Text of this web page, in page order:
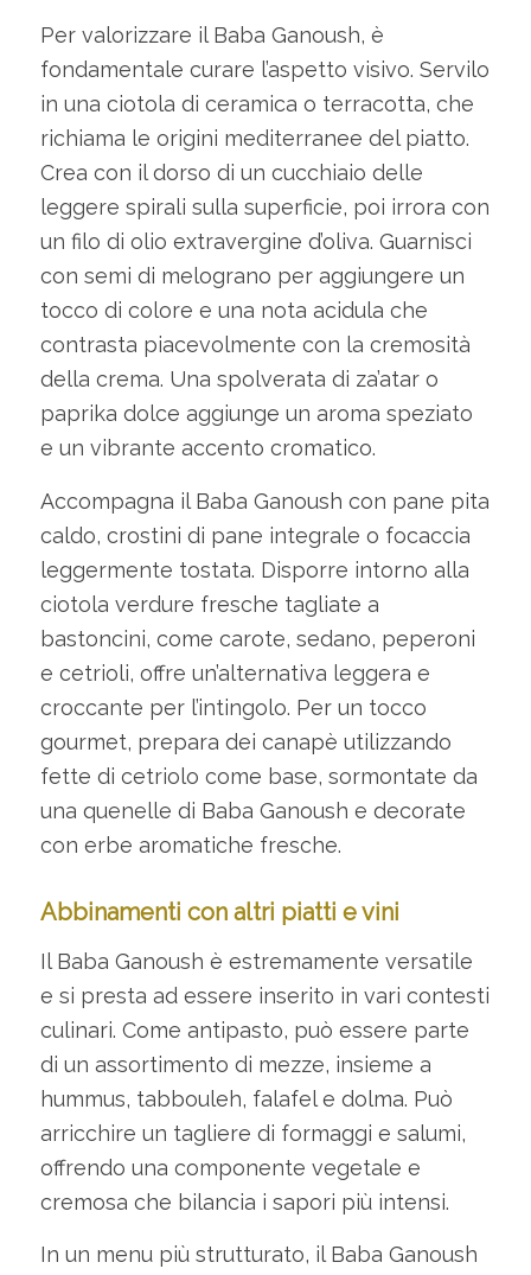
Per valorizzare il Baba Ganoush, è
fondamentale curare l’aspetto visivo. Servilo
in una ciotola di ceramica o terracotta, che
richiama le origini mediterranee del piatto.
Crea con il dorso di un cucchiaio delle
leggere spirali sulla superficie, poi irrora con
un filo di olio extravergine d’oliva. Guarnisci
con semi di melograno per aggiungere un
tocco di colore e una nota acidula che
contrasta piacevolmente con la cremosità
della crema. Una spolverata di za’atar o
paprika dolce aggiunge un aroma speziato
e un vibrante accento cromatico.
Accompagna il Baba Ganoush con pane pita
caldo, crostini di pane integrale o focaccia
leggermente tostata. Disporre intorno alla
ciotola verdure fresche tagliate a
bastoncini, come carote, sedano, peperoni
e cetrioli, offre un’alternativa leggera e
croccante per l’intingolo. Per un tocco
gourmet, prepara dei canapè utilizzando
fette di cetriolo come base, sormontate da
una quenelle di Baba Ganoush e decorate
con erbe aromatiche fresche.
Abbinamenti con altri piatti e vini
Il Baba Ganoush è estremamente versatile
e si presta ad essere inserito in vari contesti
culinari. Come antipasto, può essere parte
di un assortimento di mezze, insieme a
hummus, tabbouleh, falafel e dolma. Può
arricchire un tagliere di formaggi e salumi,
offrendo una componente vegetale e
cremosa che bilancia i sapori più intensi.
In un menu più strutturato, il Baba Ganoush